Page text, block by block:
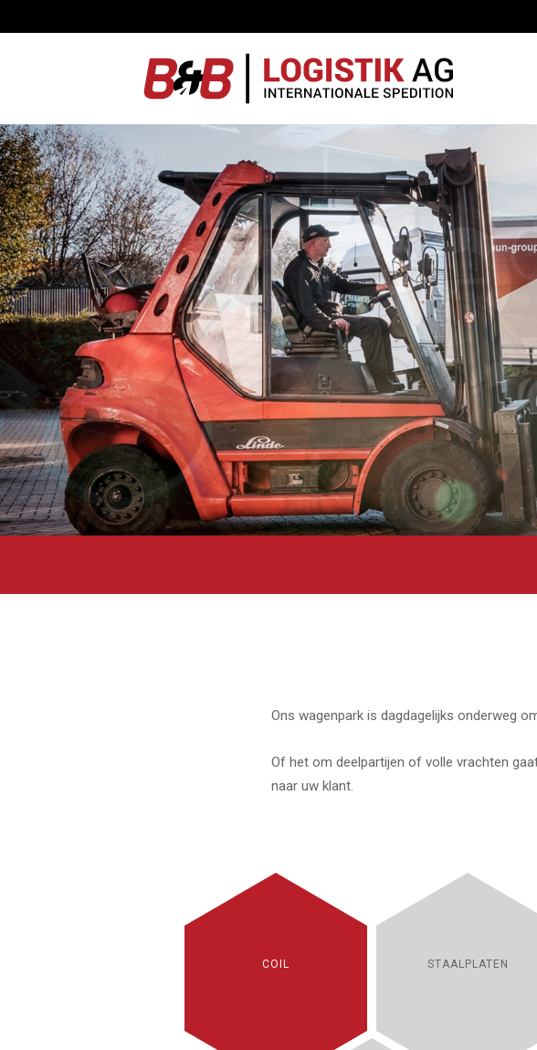
Ons wagenpark is dagdagelijks onderweg
Of het om deelpartijen of volle vrachten
naar uw klant.
COIL STAALPLATEN